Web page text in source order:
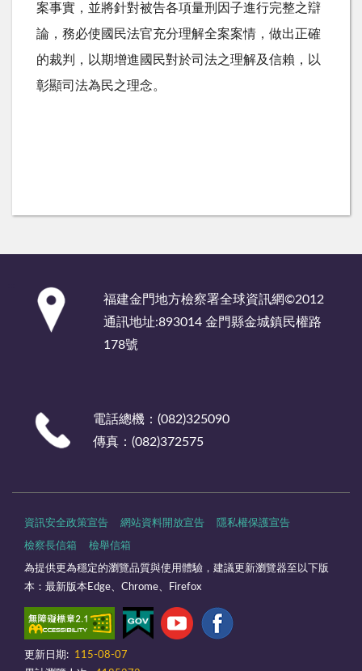
案事實，並將針對被告各項量刑因子進行完整之辯
論，務必使國民法官充分理解全案案情，做出正確
的裁判，以期增進國民對於司法之理解及信賴，以
彰顯司法為民之理念。
福建金門地方檢察署全球資訊網©2012
通訊地址:893014 金門縣金城鎮民權路
178號
電話總機：(082)325090
傳真：(082)372575
資訊安全政策宣告 網站資料開放宣告 隱私權保護宣告
檢察長信箱 檢舉信箱
為提供更為穩定的瀏覽品質與使用體驗，建議更新瀏覽器至以下版
本：最新版本Edge、Chrome、Firefox
更新日期:
115-08-07